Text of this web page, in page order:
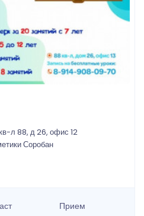
л 88, д 26, офис 12
Соробан
Прием